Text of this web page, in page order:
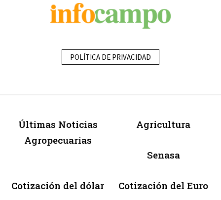
POLÍTICA DE PRIVACIDAD
Últimas Noticias
Agropecuarias
Agricultura
Senasa
Cotización del dólar Cotización del Euro